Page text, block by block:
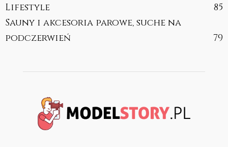
Lifestyle
85
Sauny i akcesoria parowe, suche na
podczerwień
79